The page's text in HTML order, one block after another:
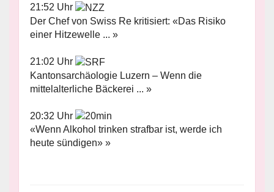
21:52 Uhr
Der Chef von Swiss Re kritisiert: «Das Risiko
einer Hitzewelle ... »
21:02 Uhr
Kantonsarchäologie Luzern – Wenn die
mittelalterliche Bäckerei ... »
20:32 Uhr
«Wenn Alkohol trinken strafbar ist, werde ich
heute sündigen» »